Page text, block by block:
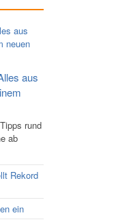
aus
rund
ab
Rekord
ein